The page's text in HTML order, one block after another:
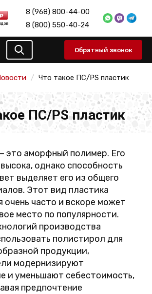
8 (968) 800-44-00
8 (800) 550-40-24
Обратный звонок
Что такое ПС/PS пластик
ПС/PS пластик
это аморфный полимер. Его
однако способность
выделяет его из общего
Этот вид пластика
очень часто и вскоре может
место по популярности.
производства
полистирол для
продукции,
модернизируют
и уменьшают себестоимость,
предпочтение